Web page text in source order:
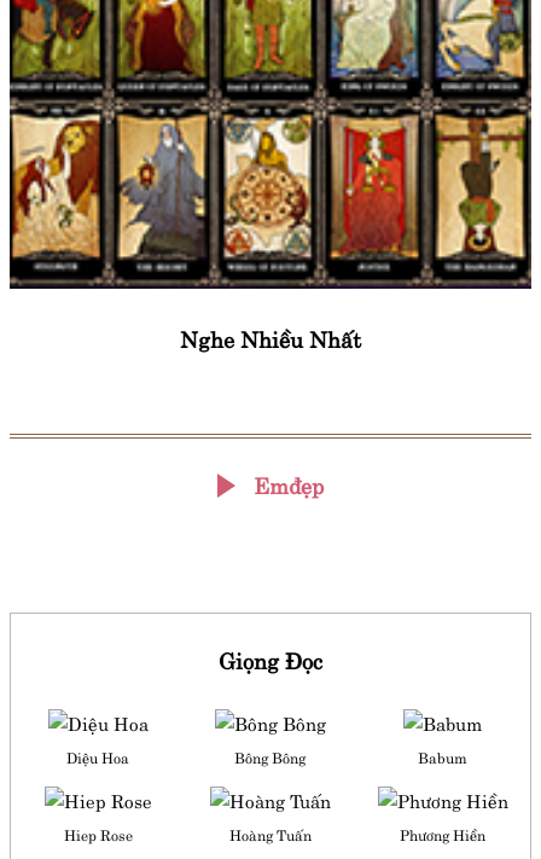
Nghe Nhiều Nhất
Emđẹp
Giọng Đọc
Diệu Hoa Bông Bông Babum
Hiep Rose Hoàng Tuấn Phương Hiền